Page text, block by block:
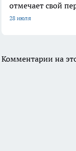
отмечает свой
28 июля
Комментарии на